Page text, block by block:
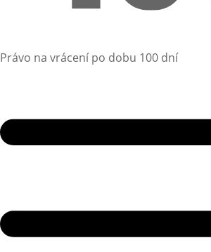
Právo na vrácení po dobu 100 dní